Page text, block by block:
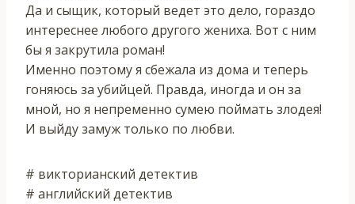
Да и сыщик, который ведет это дело, гораздо
интереснее любого другого жениха. Вот с ним
бы я закрутила роман!
Именно поэтому я сбежала из дома и теперь
гоняюсь за убийцей. Правда, иногда и он за
мной, но я непременно сумею поймать злодея!
И выйду замуж только по любви.
# викторианский детектив
# английский детектив